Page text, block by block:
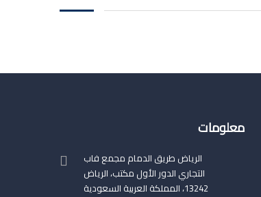
معلومات
الرياض طريق الدمام مجمع فاب
التجاري الدور الأول مكتب، الرياض
13242، المملكة العربية السعودية